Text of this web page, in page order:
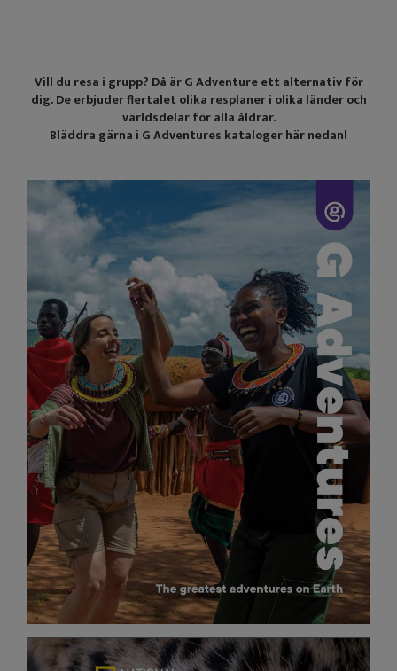
Vill du resa i grupp? Då är G Adventure ett alternativ för
dig. De erbjuder flertalet olika resplaner i olika länder och
världsdelar för alla åldrar.
Bläddra gärna i G Adventures kataloger här nedan!